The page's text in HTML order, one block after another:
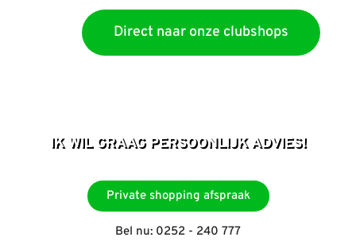
Direct naar onze clubshops
IK WIL GRAAG PERSOONLIJK ADVIES!
Private shopping afspraak
Bel nu: 0252 - 240 777